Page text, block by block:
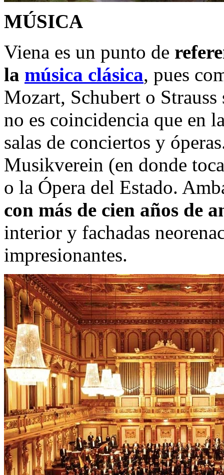
MÚSICA
Viena es un punto de
la música clásica, pues
Mozart, Schubert o Strauss
no es coincidencia que en
salas de conciertos y
Musikverein (en donde
o la Ópera del Estado.
con más de cien años de
interior y fachadas
impresionantes.